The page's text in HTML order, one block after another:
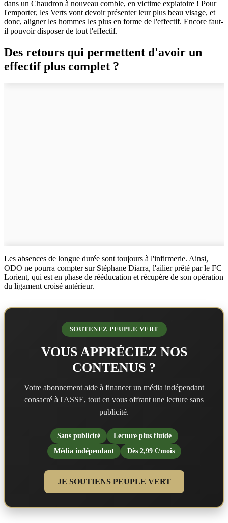
dans un Chaudron à nouveau comble, en victime expiatoire ! Pour
l'emporter, les Verts vont devoir présenter leur plus beau visage, et
donc, aligner les hommes les plus en forme de l'effectif. Encore faut-
il pouvoir disposer de tout l'effectif.
Des retours qui permettent d'avoir un
effectif plus complet ?
Les absences de longue durée sont toujours à l'infirmerie. Ainsi,
ODO ne pourra compter sur Stéphane Diarra, l'ailier prêté par le FC
Lorient, qui est en phase de rééducation et récupère de son opération
du ligament croisé antérieur.
SOUTENEZ PEUPLE VERT
VOUS APPRÉCIEZ NOS
CONTENUS ?
Votre abonnement aide à financer un média indépendant
consacré à l'ASSE, tout en vous offrant une lecture sans
publicité.
Sans publicité
Lecture plus fluide
Média indépendant
Dès 2,99 €/mois
JE SOUTIENS PEUPLE VERT